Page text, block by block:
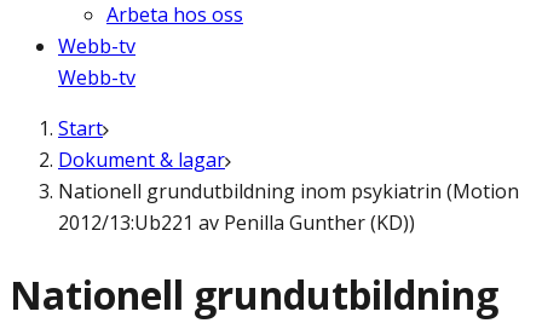
Arbeta hos oss
Webb-tv
Webb-tv
Start
Dokument & lagar
Nationell grundutbildning inom psykiatrin (Motion
2012/13:Ub221 av Penilla Gunther (KD))
Nationell grundutbildning